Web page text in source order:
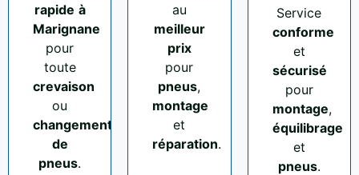
rapide à
Marignane
pour
toute
crevaison
ou
changement
de
pneus.
au
meilleur
prix
pour
pneus,
montage
et
réparation.
Service
conforme
et
sécurisé
pour
montage,
équilibrage
et
pneus.